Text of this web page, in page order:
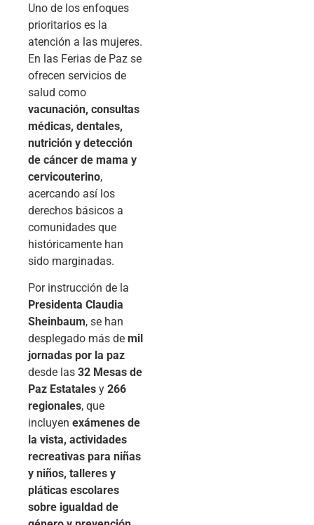
Uno de los enfoques
prioritarios es la
atención a las mujeres.
En las Ferias de Paz se
ofrecen servicios de
salud como
vacunación, consultas
médicas, dentales,
nutrición y detección
de cáncer de mama y
cervicouterino,
acercando así los
derechos básicos a
comunidades que
históricamente han
sido marginadas.
Por instrucción de la
Presidenta Claudia
Sheinbaum, se han
desplegado más de mil
jornadas por la paz
desde las 32 Mesas de
Paz Estatales y 266
regionales, que
incluyen exámenes de
la vista, actividades
recreativas para niñas
y niños, talleres y
pláticas escolares
sobre igualdad de